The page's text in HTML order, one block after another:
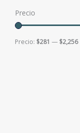
Precio
Precio: $281 — $2,256